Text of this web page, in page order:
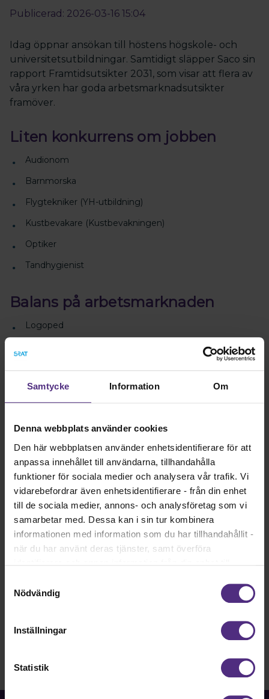
Samtycke Information Om
Denna webbplats använder cookies
Den här webbplatsen använder enhetsidentifierare för att
anpassa innehållet till användarna, tillhandahålla
funktioner för sociala medier och analysera vår trafik. Vi
vidarebefordrar även enhetsidentifierare - från din enhet
till de sociala medier, annons- och analysföretag som vi
samarbetar med. Dessa kan i sin tur kombinera
informationen med information som du har tillhandahållit -
när du har använt deras tjänster, samt överföra
Dock har vi lagt in anonymisering av IP-adress i
förhållande till Google Analytics. Du godkänner våra
cookies vid fortsatt användande av vår webbplats.
Nödvändig
Inställningar
Statistik
Publicerad: 2026-03-16 15:04
Idag öppnar ansökan till höstens högskole- och
universitetsutbildningar. Samtidigt släpper Saco sin
rapport Framtidsutsikter 2031, som visar att flera av
våra yrken har goda arbetsmarknadsutsikter
framöver.
Liten konkurrens om jobben
Audionom
Barnmorska
Flygtekniker (YH-utbildning)
Kustbevakare (Kustbevakningen)
Optiker
Tandhygienist
Balans på arbetsmarknaden
Logoped
Hälsovetare
Till rapporten
På Saco.se kan du läsa mer och hitta rapporten.
Till rapporten
Anmälan till universitet och högskola ör öppen 16
mars - 15 april 2026.